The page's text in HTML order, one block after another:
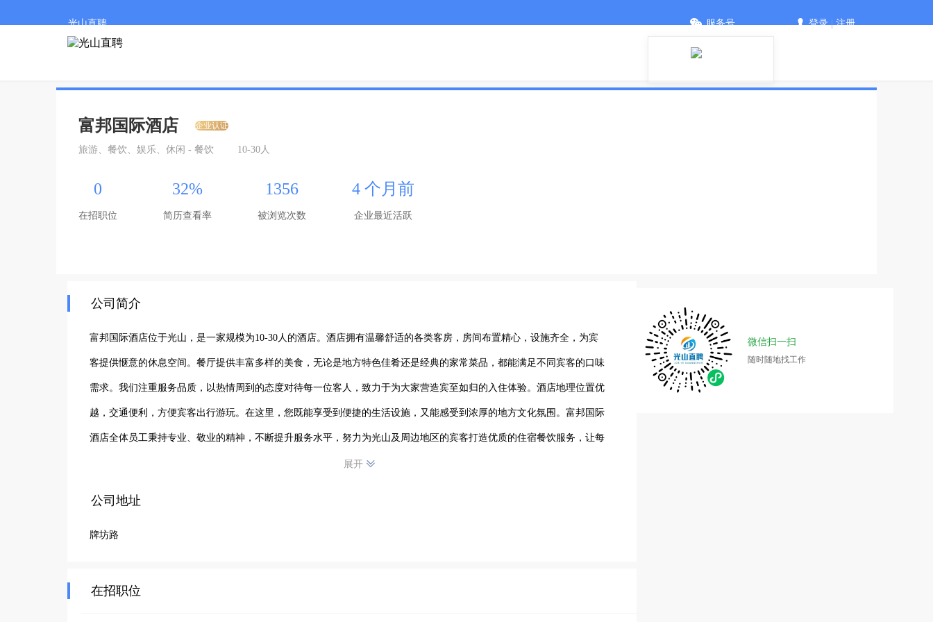
光山直聘 服务号 登录|注册
富邦国际酒店 企业认证
旅游、餐饮、娱乐、休闲 - 餐饮 10-30人
0
在招职位
32%
简历查看率
1356
被浏览次数
4 个月前
企业最近活跃
公司简介
富邦国际酒店位于光山，是一家规模为10-30人的酒店。酒店拥有温馨舒适的各类客房，房间布置精心，设施齐全，为宾
客提供惬意的休息空间。餐厅提供丰富多样的美食，无论是地方特色佳肴还是经典的家常菜品，都能满足不同宾客的口味
需求。我们注重服务品质，以热情周到的态度对待每一位客人，致力于为大家营造宾至如归的入住体验。酒店地理位置优
越，交通便利，方便宾客出行游玩。在这里，您既能享受到便捷的生活设施，又能感受到浓厚的地方文化氛围。富邦国际
酒店全体员工秉持专业、敬业的精神，不断提升服务水平，努力为光山及周边地区的宾客打造优质的住宿餐饮服务，让每
一位光临酒店的客人都能留下美好的回忆，成为您出行在外的温馨港湾。
展开
公司地址
牌坊路
在招职位
微信扫一扫
随时随地找工作